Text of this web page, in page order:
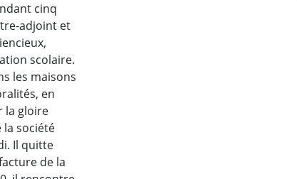
cinq
adjoint et
scolaire.
les maisons
en
la gloire
la société
Il quitte
de la